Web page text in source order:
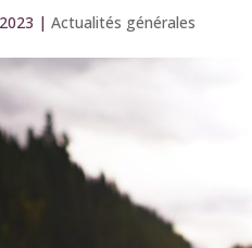
|Actualités générales